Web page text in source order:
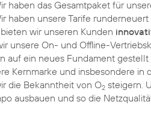
haben das Gesamtpaket für
haben unsere Tarife
wir unseren Kunden
unsere On- und Offline-
auf ein neues Fundament
Kernmarke und insbesondere
die Bekanntheit von O2 steigern.
ausbauen und so die